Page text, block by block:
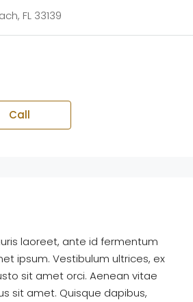
FL 33139
Call
laoreet, ante id fermentum
ipsum. Vestibulum ultrices, ex
sit amet orci. Aenean vitae
sit amet. Quisque dapibus,